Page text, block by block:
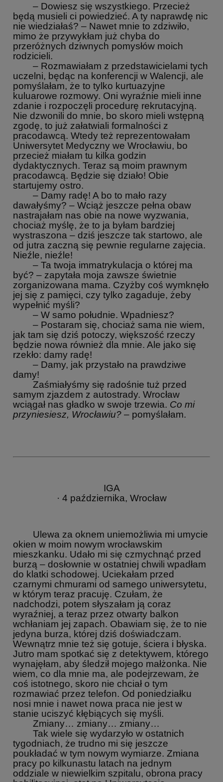
– Dowiesz się wszystkiego. Przecież
będą musieli ci powiedzieć. A ty naprawdę nic
nie wiedziałaś? – Nawet mnie to zdziwiło,
mimo że przywykłam już chyba do
przeróżnych dziwnych pomysłów moich
rodzicieli.
– Rozmawiałam z przedstawicielami tych
uczelni, będąc na konferencji w Walencji, ale
pomyślałam, że to tylko kurtuazyjne
kuluarowe rozmowy. Oni wyraźnie mieli inne
zdanie i rozpoczęli procedurę rekrutacyjną.
Nie dzwonili do mnie, bo skoro mieli wstępną
zgodę, to już załatwiali formalności z
pracodawcą. Wtedy też reprezentowałam
Uniwersytet Medyczny we Wrocławiu, bo
przecież miałam tu kilka godzin
dydaktycznych. Teraz są moim prawnym
pracodawcą. Będzie się działo! Obie
startujemy ostro.
– Damy radę! A bo to mało razy
dawałyśmy? – Wciąż jeszcze pełna obaw
nastrajałam nas obie na nowe wyzwania,
chociaż myślę, że to ja byłam bardziej
wystraszona – dziś jeszcze tak startowo, ale
od jutra zaczną się pewnie regularne zajęcia.
Nieźle, nieźle!
– Ta twoja immatrykulacja o której ma
być? – zapytała moja zawsze świetnie
zorganizowana mama. Czyżby coś wymknęło
jej się z pamięci, czy tylko zagaduje, żeby
wypełnić myśli?
– W samo południe. Wpadniesz?
– Postaram się, chociaż sama nie wiem,
jak tam się dziś potoczy, większość rzeczy
będzie nowa również dla mnie. Ale jako się
rzekło: damy radę!
– Damy, jak przystało na prawdziwe
damy!
Zaśmiałyśmy się radośnie tuż przed
samym zjazdem z autostrady. Wrocław
wciągał nas gładko w swoje trzewia. Co mi
przyniesiesz, Wrocławiu? – pomyślałam.
IGA
· 4 października, Wrocław
Ulewa za oknem uniemożliwia mi umycie
okien w moim nowym wrocławskim
mieszkanku. Udało mi się czmychnąć przed
burzą – dosłownie w ostatniej chwili wpadłam
do klatki schodowej. Uciekałam przed
czarnymi chmurami od samego uniwersytetu,
w którym teraz pracuję. Czułam, że
nadchodzi, potem słyszałam ją coraz
wyraźniej, a teraz przez otwarty balkon
wchłaniam jej zapach. Obawiam się, że to nie
jedyna burza, której dziś doświadczam.
Wewnątrz mnie też się gotuje, ściera i błyska.
Jutro mam spotkać się z detektywem, którego
wynajęłam, aby śledził mojego małżonka. Nie
wiem, co dla mnie ma, ale podejrzewam, że
coś istotnego, skoro nie chciał o tym
rozmawiać przez telefon. Od poniedziałku
nosi mnie i nawet nowa praca nie jest w
stanie uciszyć kłębiących się myśli.
Zmiany… zmiany… zmiany…
Tak wiele się wydarzyło w ostatnich
tygodniach, że trudno mi się jeszcze
poukładać w tym nowym wymiarze. Zmiana
pracy po kilkunastu latach na jednym
oddziale w niewielkim szpitalu, obrona pracy